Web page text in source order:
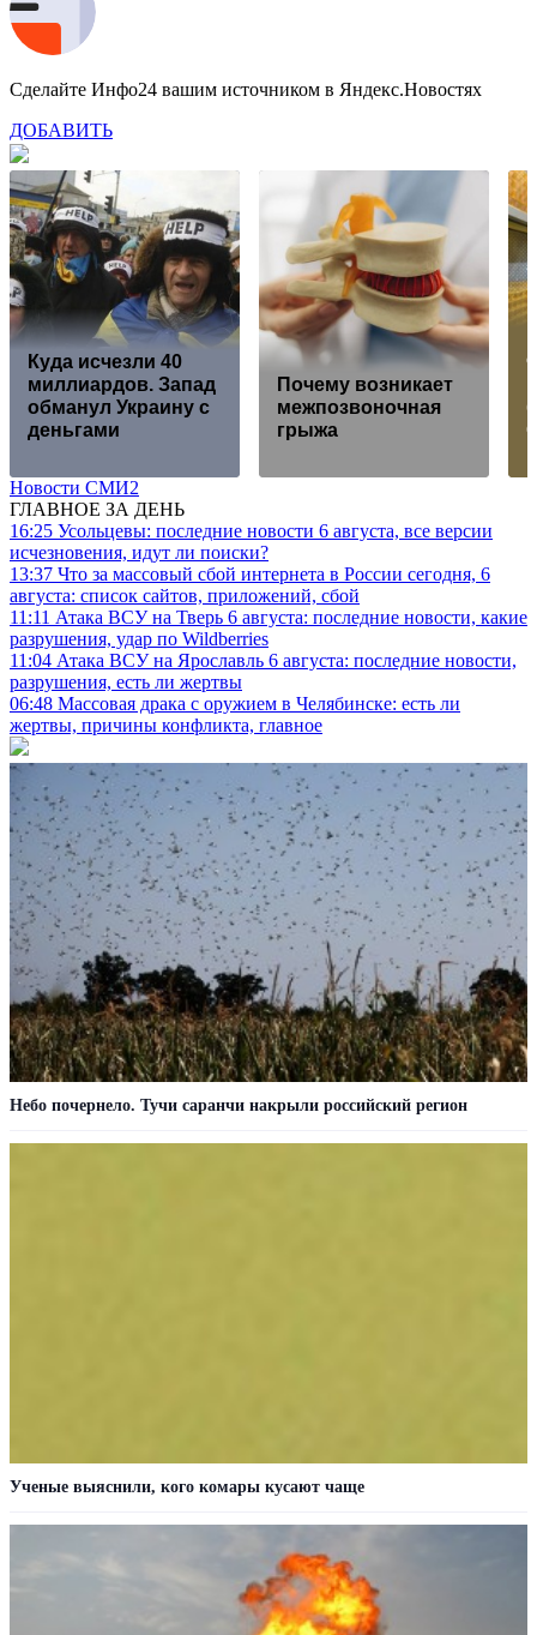
Сделайте Инфо24 вашим источником в Яндекс.Новостях
ДОБАВИТЬ
Куда исчезли 40
миллиардов. Запад
обманул Украину с
деньгами
Почему возникает
межпозвоночная
грыжа
Новости СМИ2
ГЛАВНОЕ ЗА ДЕНЬ
16:25 Усольцевы: последние новости 6 августа, все версии
исчезновения, идут ли поиски?
13:37 Что за массовый сбой интернета в России сегодня, 6
августа: список сайтов, приложений, сбой
11:11 Атака ВСУ на Тверь 6 августа: последние новости, какие
разрушения, удар по Wildberries
11:04 Атака ВСУ на Ярославль 6 августа: последние новости,
разрушения, есть ли жертвы
06:48 Массовая драка с оружием в Челябинске: есть ли
жертвы, причины конфликта, главное
Небо почернело. Тучи саранчи накрыли российский регион
Ученые выяснили, кого комары кусают чаще